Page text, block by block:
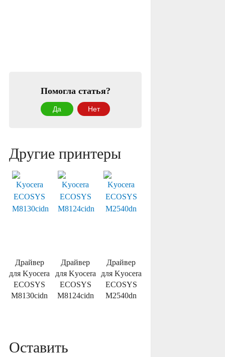
Помогла статья?
Да Нет
Другие принтеры
Драйвер
для Kyocera
ECOSYS
M8130cidn
Драйвер
для Kyocera
ECOSYS
M8124cidn
Драйвер
для Kyocera
ECOSYS
M2540dn
Оставить